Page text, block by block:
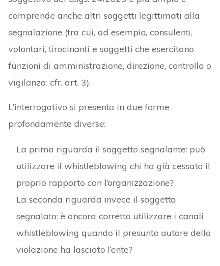
comprende anche altri soggetti legittimati alla
segnalazione (tra cui, ad esempio, consulenti,
volontari, tirocinanti e soggetti che esercitano
funzioni di amministrazione, direzione, controllo o
vigilanza: cfr. art. 3).
L’interrogativo si presenta in due forme
profondamente diverse:
La prima riguarda il soggetto segnalante: può
utilizzare il whistleblowing chi ha già cessato il
proprio rapporto con l’organizzazione?
La seconda riguarda invece il soggetto
segnalato: è ancora corretto utilizzare i canali
whistleblowing quando il presunto autore della
violazione ha lasciato l’ente?